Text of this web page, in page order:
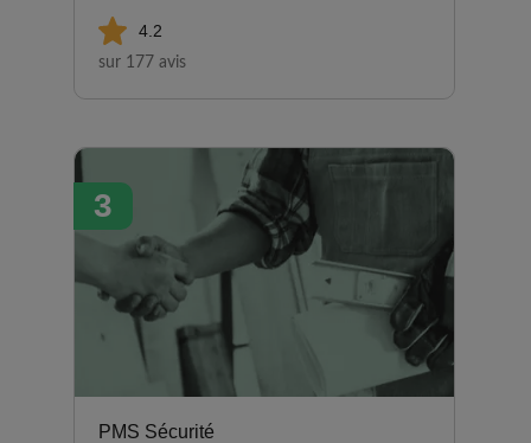
4.2
sur 177 avis
3
PMS Sécurité